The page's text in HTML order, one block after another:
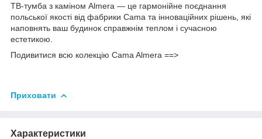
ТВ-тумба з каміном Almera — це гармонійне поєднання
польської якості від фабрики Cama та інноваційних рішень, які
наповнять ваш будинок справжнім теплом і сучасною
естетикою.
Подивитися всю колекцію Cama Almera ==>
Приховати
Характеристики